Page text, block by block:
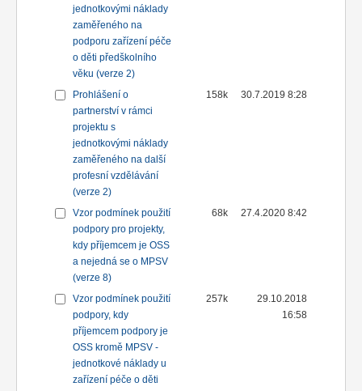
jednotkovými náklady
zaměřeného na
podporu zařízení péče
o děti předškolního
věku (verze 2)
Prohlášení o
partnerství v rámci
projektu s
jednotkovými náklady
zaměřeného na další
profesní vzdělávání
(verze 2)
158k 30.7.2019 8:28
Vzor podmínek použití
podpory pro projekty,
kdy příjemcem je OSS
a nejedná se o MPSV
(verze 8)
68k 27.4.2020 8:42
Vzor podmínek použití
podpory, kdy
příjemcem podpory je
OSS kromě MPSV -
jednotkové náklady u
zařízení péče o děti
257k
29.10.2018
16:58